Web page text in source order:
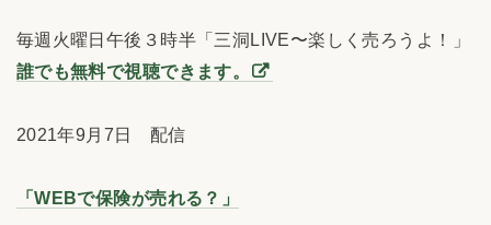
毎週火曜日午後３時半「三洞LIVE〜楽しく売ろうよ！」
誰でも無料で視聴できます。
2021年9月7日 配信
「WEBで保険が売れる？」